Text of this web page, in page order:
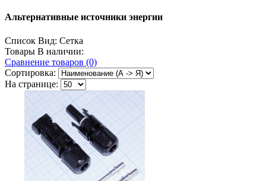
Альтернативные источники энергии
Список Вид: Сетка
Товары В наличии:
Сравнение товаров (0)
Сортировка:
На странице: